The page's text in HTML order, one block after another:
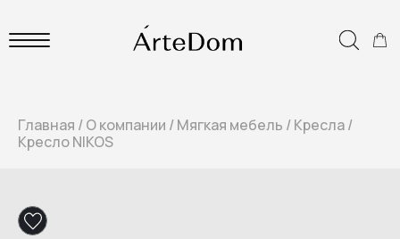
Главная /О компании /Мягкая мебель /Кресла/
Кресло NIKOS